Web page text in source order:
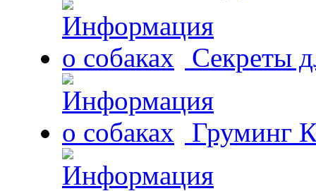
Секреты
Груминг